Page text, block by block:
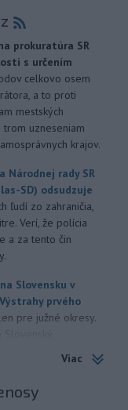
prokuratúra SR
s určením
celkovo osem
a to proti
mestských
uzneseniam
krajov.
Národnej rady SR
SD) odsudzuje
ľudí zo zahraničia,
Verí, že polícia
a za tento čin
Slovensku v
prvého
len pre južné okresy.
ústav (SHMÚ) na
Košickom kraji varuje
Viac